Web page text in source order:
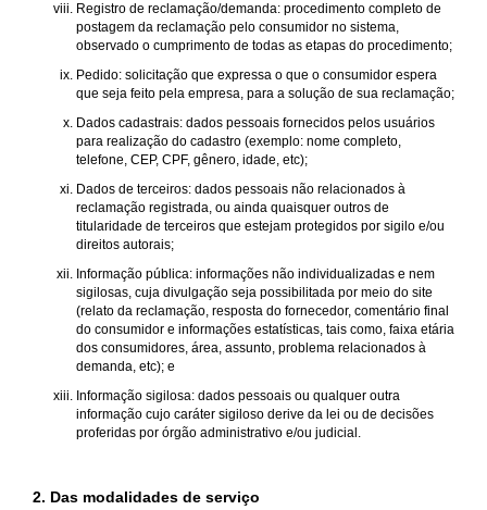
Registro de reclamação/demanda: procedimento completo de
postagem da reclamação pelo consumidor no sistema,
observado o cumprimento de todas as etapas do procedimento;
Pedido: solicitação que expressa o que o consumidor espera
que seja feito pela empresa, para a solução de sua reclamação;
Dados cadastrais: dados pessoais fornecidos pelos usuários
para realização do cadastro (exemplo: nome completo,
telefone, CEP, CPF, gênero, idade, etc);
Dados de terceiros: dados pessoais não relacionados à
reclamação registrada, ou ainda quaisquer outros de
titularidade de terceiros que estejam protegidos por sigilo e/ou
direitos autorais;
Informação pública: informações não individualizadas e nem
sigilosas, cuja divulgação seja possibilitada por meio do site
(relato da reclamação, resposta do fornecedor, comentário final
do consumidor e informações estatísticas, tais como, faixa etária
dos consumidores, área, assunto, problema relacionados à
demanda, etc); e
Informação sigilosa: dados pessoais ou qualquer outra
informação cujo caráter sigiloso derive da lei ou de decisões
proferidas por órgão administrativo e/ou judicial.
2. Das modalidades de serviço